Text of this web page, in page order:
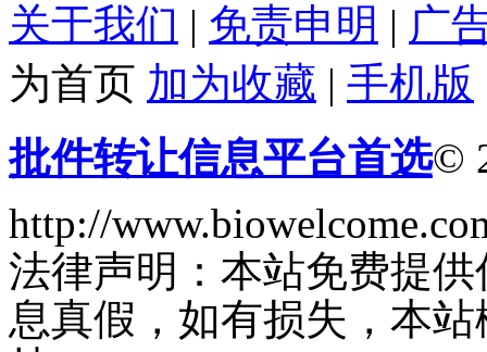
关于我们 | 免责申明 | 广
为首页 加为收藏 | 手机版
批件转让信息平台首选©
http://
法律声明：本站免费提
息真假，如有损失，本